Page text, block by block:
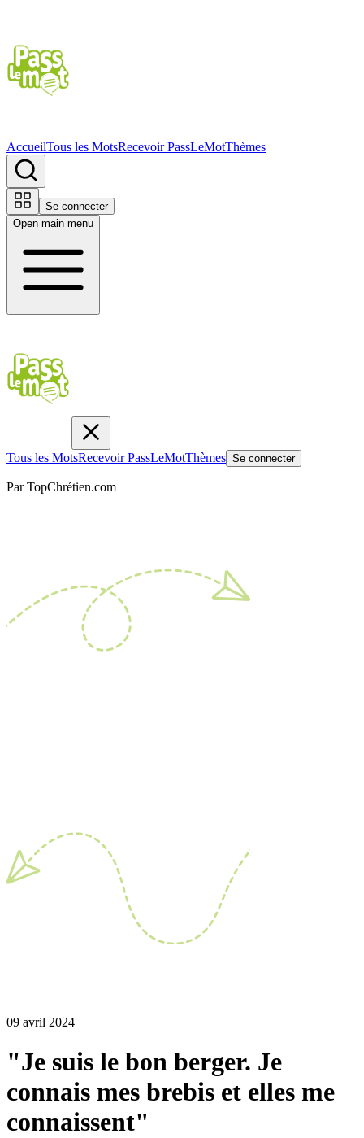
AccueilTous les MotsRecevoir PassLeMotThèmes
Se connecter
Open main menu
Tous les MotsRecevoir PassLeMotThèmes Se connecter
Par TopChrétien.com
09 avril 2024
"Je suis le bon berger. Je
connais mes brebis et elles me
connaissent"